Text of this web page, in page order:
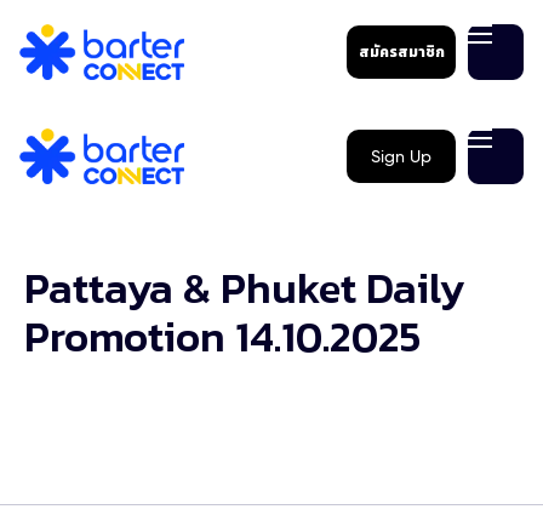
สมัครสมาชิก
Sign Up
Pattaya & Phuket Daily
Promotion 14.10.2025